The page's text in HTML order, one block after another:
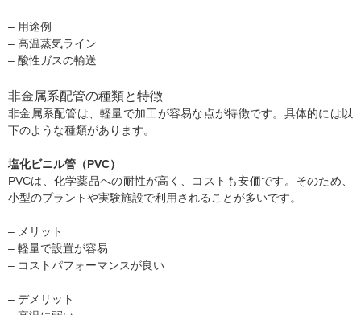
– 用途例
– 高温蒸気ライン
– 酸性ガスの輸送
非金属系配管の種類と特徴
非金属系配管は、軽量で加工が容易な点が特徴です。具体的には以
下のような種類があります。
塩化ビニル管（PVC）
PVCは、化学薬品への耐性が高く、コストも安価です。そのため、
小型のプラントや実験施設で利用されることが多いです。
– メリット
– 軽量で設置が容易
– コストパフォーマンスが良い
– デメリット